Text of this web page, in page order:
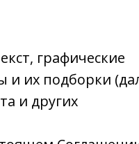
графические
их подборки
и других